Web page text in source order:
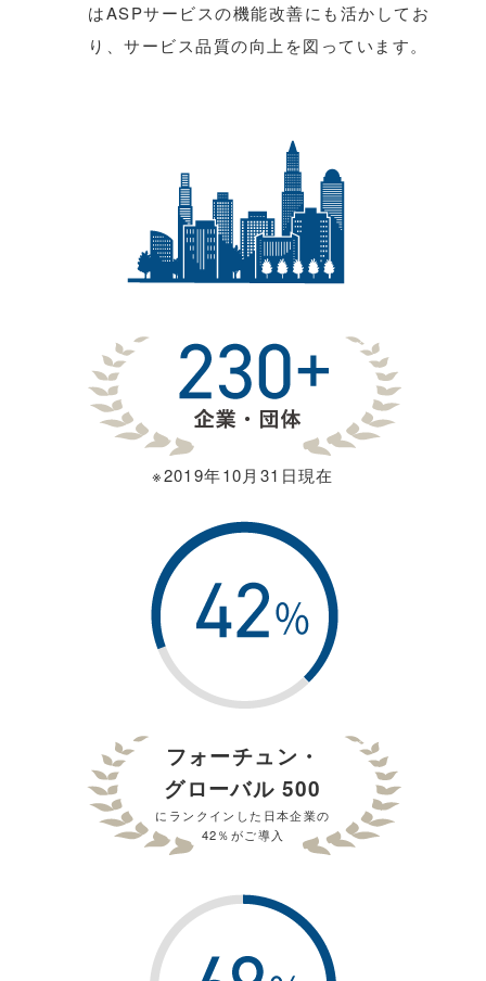
はASPサービスの機能改善にも活かしてお
り、サービス品質の向上を図っています。
※2019年10⽉31⽇現在
フォーチュン・
グローバル 500
にランクインした⽇本企業の
42％がご導⼊